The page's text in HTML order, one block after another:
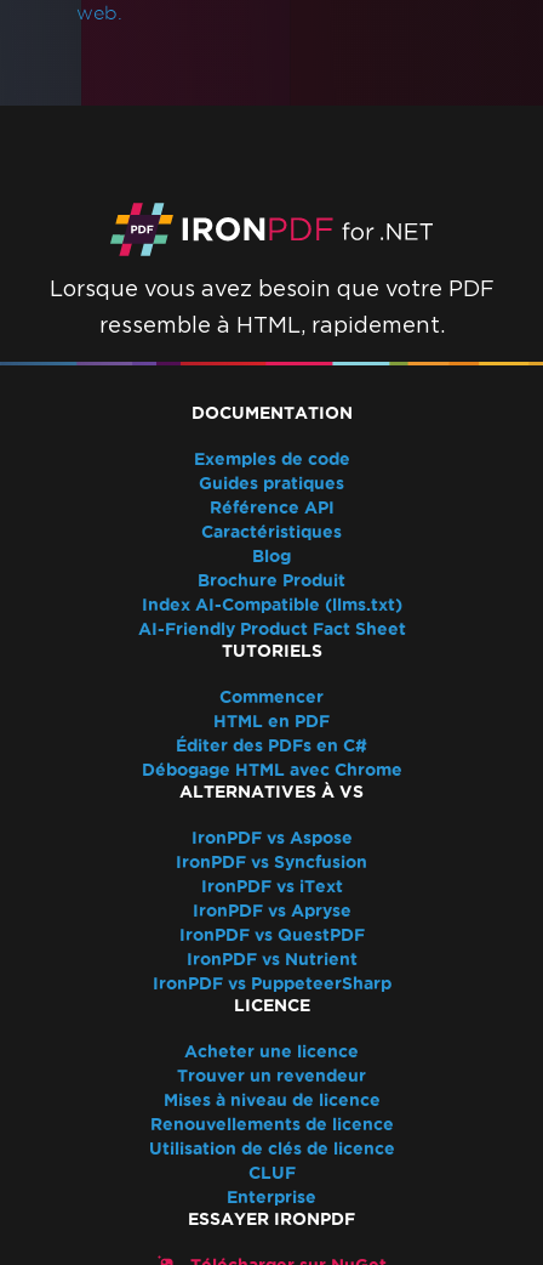
web.
Lorsque vous avez besoin que votre PDF
ressemble à HTML, rapidement.
DOCUMENTATION
Exemples de code
Guides pratiques
Référence API
Caractéristiques
Blog
Brochure Produit
Index AI-Compatible (llms.txt)
AI-Friendly Product Fact Sheet
TUTORIELS
Commencer
HTML en PDF
Éditer des PDFs en C#
Débogage HTML avec Chrome
ALTERNATIVES À VS
IronPDF vs Aspose
IronPDF vs Syncfusion
IronPDF vs iText
IronPDF vs Apryse
IronPDF vs QuestPDF
IronPDF vs Nutrient
IronPDF vs PuppeteerSharp
LICENCE
Acheter une licence
Trouver un revendeur
Mises à niveau de licence
Renouvellements de licence
Utilisation de clés de licence
CLUF
Enterprise
ESSAYER IRONPDF